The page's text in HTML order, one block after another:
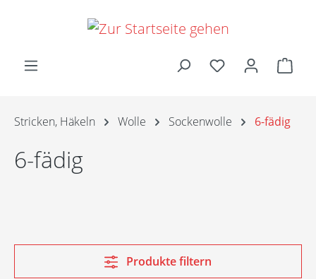
Zum Hauptinhalt springen
Stricken, Häkeln Wolle Sockenwolle 6-fädig
6-fädig
Produkte filtern